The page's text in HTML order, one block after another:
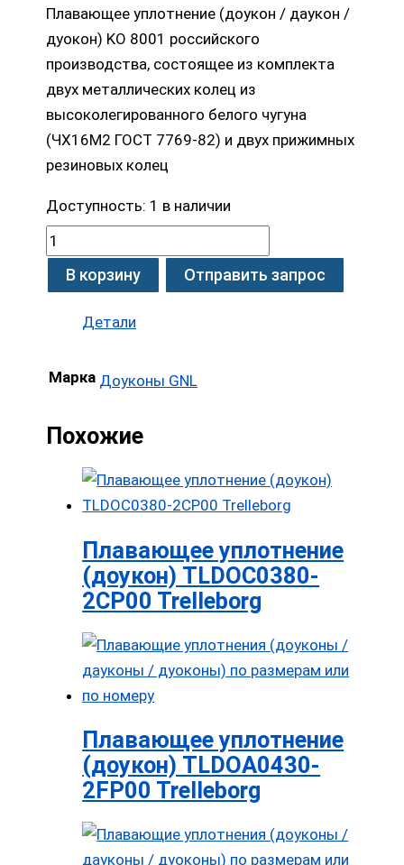
Плавающее уплотнение (доукон / даукон /
дуокон) KO 8001 российского
производства, состоящее из комплекта
двух металлических колец из
высоколегированного белого чугуна
(ЧХ16М2 ГОСТ 7769-82) и двух прижимных
резиновых колец
Доступность: 1 в наличии
В корзину Отправить запрос
Детали
Марка Доуконы GNL
Похожие
Плавающее уплотнение
(доукон) TLDOC0380-
2CP00 Trelleborg
Плавающее уплотнение
(доукон) TLDOA0430-
2FP00 Trelleborg